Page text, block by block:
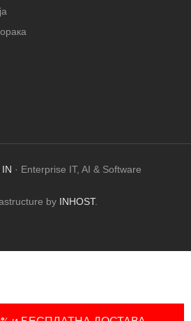
IN · Enterprise IT, AI & Software
by INHOST.